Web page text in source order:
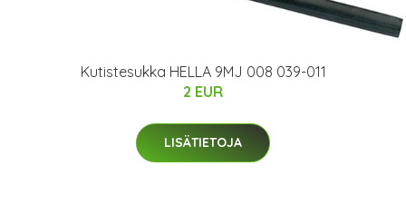
Kutistesukka HELLA 9MJ 008 039-011
2 EUR
LISÄTIETOJA